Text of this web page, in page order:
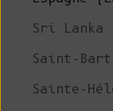
Sri Lanka
Saint-
Sainte-